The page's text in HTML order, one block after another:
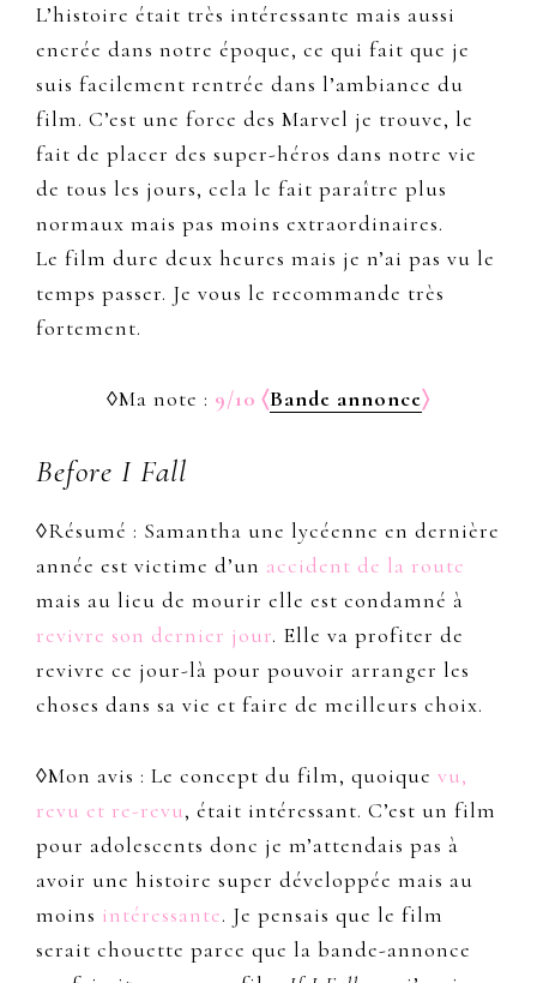
L’histoire était très intéressante mais aussi
encrée dans notre époque, ce qui fait que je
suis facilement rentrée dans l’ambiance du
film. C’est une force des Marvel je trouve, le
fait de placer des super-héros dans notre vie
de tous les jours, cela le fait paraître plus
normaux mais pas moins extraordinaires.
Le film dure deux heures mais je n’ai pas vu le
temps passer. Je vous le recommande très
fortement.
◊Ma note : 9/10 〈Bande annonce〉
Before I Fall
◊Résumé : Samantha une lycéenne en dernière
année est victime d’un accident de la route
mais au lieu de mourir elle est condamné à
revivre son dernier jour. Elle va profiter de
revivre ce jour-là pour pouvoir arranger les
choses dans sa vie et faire de meilleurs choix.
◊Mon avis : Le concept du film, quoique vu,
revu et re-revu, était intéressant. C’est un film
pour adolescents donc je m’attendais pas à
avoir une histoire super développée mais au
moins intéressante. Je pensais que le film
serait chouette parce que la bande-annonce